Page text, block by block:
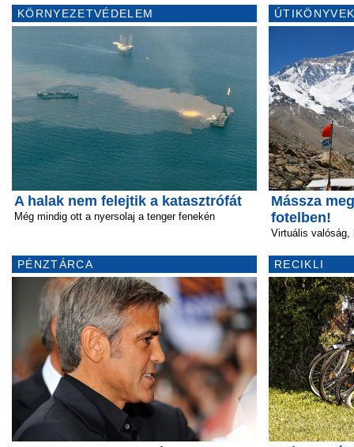
KÖRNYEZETVÉDELEM
A halak nem felejtik a katasztrófát
Még mindig ott a nyersolaj a tenger fenekén
PÉNZTÁRCA
Mássza
fotelben!
Virtuális valóság,
RECIKLI